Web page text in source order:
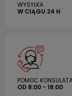
WYSYŁKA
W CIĄGU 24 H
POMOC
OD 8:00 - 18:00